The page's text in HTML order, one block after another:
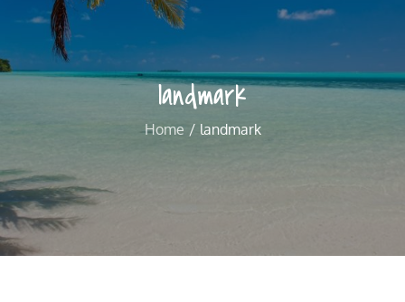
landmark
Home landmark